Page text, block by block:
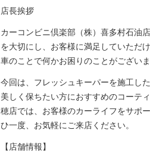
店長挨拶
カーコンビニ倶楽部（株）喜多村石油
を大切にし、お客様に満足していただ
車のことで何かお困りのことがござい
今回は、フレッシュキーパーを施工し
美しく保ちたい方におすすめのコーテ
穂店では、お客様のカーライフをサポ
ひ一度、お気軽にご来店ください。
【店舗情報】